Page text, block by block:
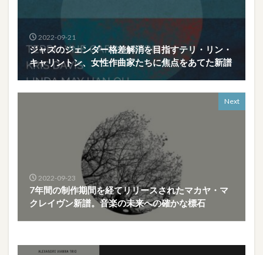
2022-09-21
ジャズのジェンダー格差解消を目指すテリ・リン・
キャリントン、女性作曲家たちに焦点をあてた新譜
Next
2022-09-23
7年間の制作期間を経てリリースされたマカヤ・マ
クレイヴン新譜。音楽の未来への確かな標石